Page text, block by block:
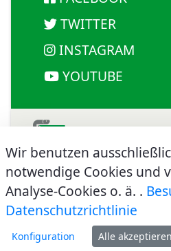
TWITTER
INSTAGRAM
YOUTUBE
©2026Ärztekammer
Körperschaft des
| Impressum|
Wir benutzen
notwendige Cookies und
Analyse-Cookies o. ä. .
Datenschutzrichtlinie
Konfiguration Alle akzeptieren